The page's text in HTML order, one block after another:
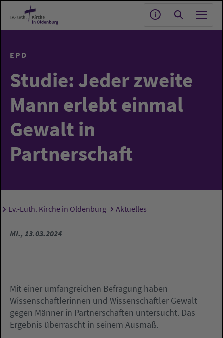
Zum Hauptinhalt springen
EPD
Studie: Jeder zweite
Mann erlebt einmal
Gewalt in
Partnerschaft
Sie sind hier:
Ev.-Luth. Kirche in Oldenburg Aktuelles
MI., 13.03.2024
Mit einer umfangreichen Befragung haben
Wissenschaftlerinnen und Wissenschaftler Gewalt
gegen Männer in Partnerschaften untersucht. Das
Ergebnis überrascht in seinem Ausmaß.